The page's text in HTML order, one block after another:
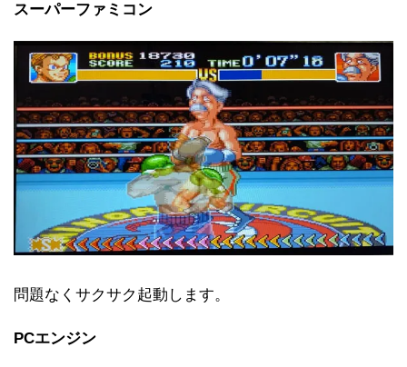
スーパーファミコン
問題なくサクサク起動します。
PCエンジン